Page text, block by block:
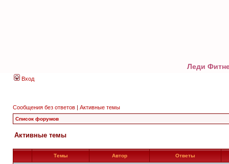
Леди
Вход
Сообщения без ответов | Активные темы
Список форумов
Активные темы
Темы Автор Ответы